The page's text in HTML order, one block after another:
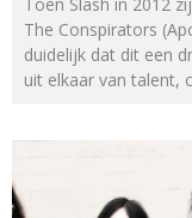
Toen Slash in 2012
The Conspirators
duidelijk dat dit een
uit elkaar van talent,